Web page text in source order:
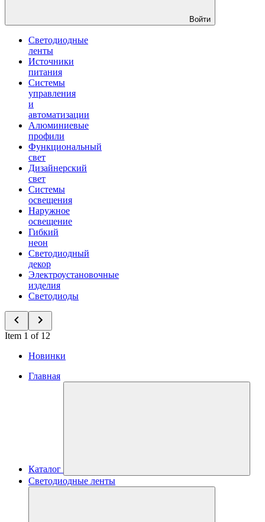
Войти
Светодиодные
ленты
Источники
питания
Системы
управления
и
автоматизации
Алюминиевые
профили
Функциональный
свет
Дизайнерский
свет
Системы
освещения
Наружное
освещение
Гибкий
неон
Светодиодный
декор
Электроустановочные
изделия
Светодиоды
Item 1 of 12
Новинки
Главная
Каталог
Светодиодные ленты